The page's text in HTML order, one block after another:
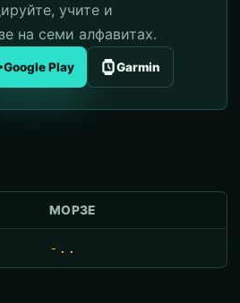
учите и
на семи алфавитах.
Google Play Garmin
МОРЗЕ
-..